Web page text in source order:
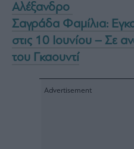
Αλέξανδρο
Σαγράδα Φαμίλια:
στις 10 Ιουνίου – Σε
του Γκαουντί